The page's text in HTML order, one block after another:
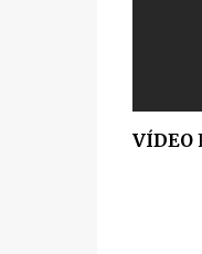
VÍDEO